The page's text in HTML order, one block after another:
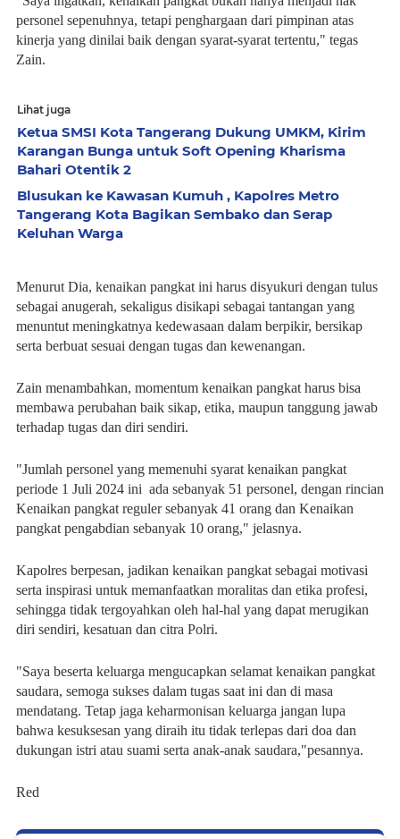
personel sepenuhnya, tetapi penghargaan dari pimpinan atas
kinerja yang dinilai baik dengan syarat-syarat tertentu," tegas
Zain.
Lihat juga
Ketua SMSI Kota Tangerang Dukung UMKM, Kirim
Karangan Bunga untuk Soft Opening Kharisma
Bahari Otentik 2
Blusukan ke Kawasan Kumuh , Kapolres Metro
Tangerang Kota Bagikan Sembako dan Serap
Keluhan Warga
Menurut Dia, kenaikan pangkat ini harus disyukuri dengan tulus
sebagai anugerah, sekaligus disikapi sebagai tantangan yang
menuntut meningkatnya kedewasaan dalam berpikir, bersikap
serta berbuat sesuai dengan tugas dan kewenangan.
Zain menambahkan, momentum kenaikan pangkat harus bisa
membawa perubahan baik sikap, etika, maupun tanggung jawab
terhadap tugas dan diri sendiri.
"Jumlah personel yang memenuhi syarat kenaikan pangkat
periode 1 Juli 2024 ini ada sebanyak 51 personel, dengan rincian
Kenaikan pangkat reguler sebanyak 41 orang dan Kenaikan
pangkat pengabdian sebanyak 10 orang," jelasnya.
Kapolres berpesan, jadikan kenaikan pangkat sebagai motivasi
serta inspirasi untuk memanfaatkan moralitas dan etika profesi,
sehingga tidak tergoyahkan oleh hal-hal yang dapat merugikan
diri sendiri, kesatuan dan citra Polri.
"Saya beserta keluarga mengucapkan selamat kenaikan pangkat
saudara, semoga sukses dalam tugas saat ini dan di masa
mendatang. Tetap jaga keharmonisan keluarga jangan lupa
bahwa kesuksesan yang diraih itu tidak terlepas dari doa dan
dukungan istri atau suami serta anak-anak saudara,"pesannya.
Red